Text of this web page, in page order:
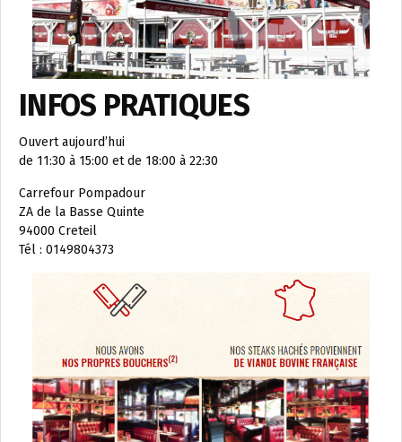
INFOS PRATIQUES
Ouvert aujourd’hui
de 11:30 à 15:00 et de 18:00 à 22:30
Carrefour Pompadour
ZA de la Basse Quinte
94000 Creteil
Tél : 0149804373